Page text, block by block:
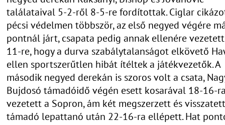
találataival 5-2-ről 8-5-re fordítottak. Ciglar
pécsi védelmen többször, az első negyed végére
pontnál járt, csapata pedig annak ellenére
11-re, hogy a durva szabálytalanságot elkövető
ellen sportszerűtlen hibát ítéltek a játékvezetők. A
második negyed derekán is szoros volt a csata,
Bujdosó támadóidő végén esett kosarával 18-16-
vezetett a Sopron, ám két megszerzett és visszatett
támadó lepattanó után 22-16-ra ellépett. Hat